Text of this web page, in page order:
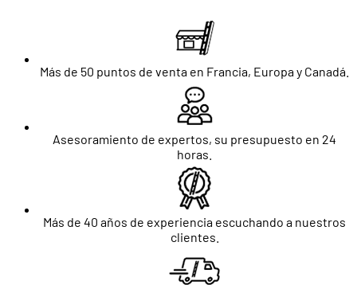
Más de 50 puntos de venta en Francia, Europa y Canadá.
Asesoramiento de expertos, su presupuesto en 24
horas.
Más de 40 años de experiencia escuchando a nuestros
clientes.